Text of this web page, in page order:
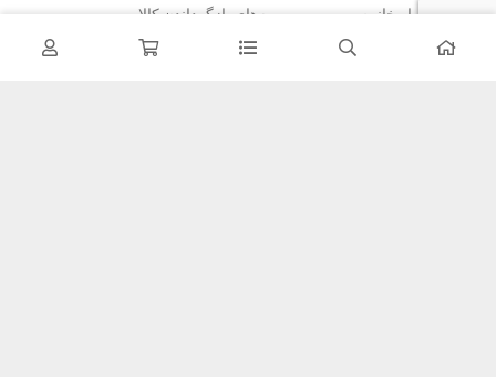
فروش در ماه خانوم
همکاری با سازمان‌ها
رویه‌های بازگرداندن کالا
شرایط استفاده